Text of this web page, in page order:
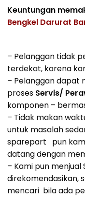
Keuntungan
Bengkel Darurat
– Pelanggan tidak
terdekat, karena
– Pelanggan dapat
proses Servis/
komponen –
– Tidak makan
untuk masalah
sparepart pun
datang dengan
– Kami pun
direkomendasikan,
mencari bila ada